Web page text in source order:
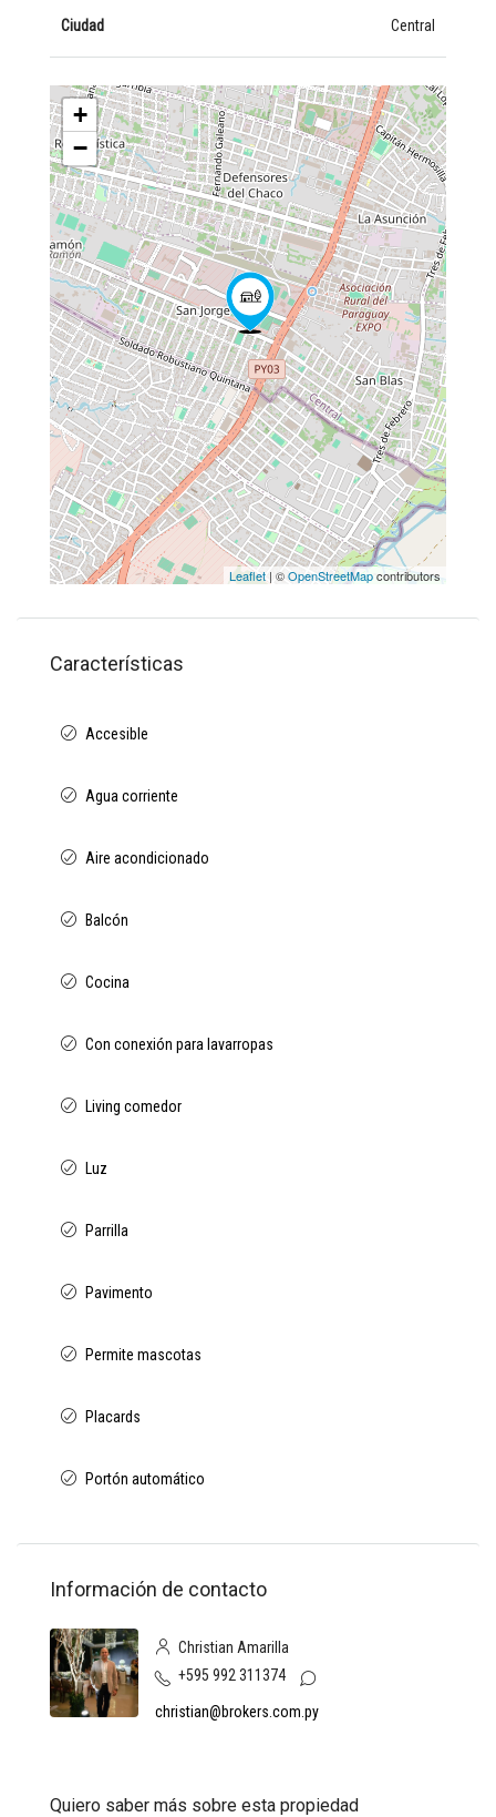
Ciudad Central
+
−
Leaflet | ©OpenStreetMapcontributors
Características
Accesible
Agua corriente
Aire acondicionado
Balcón
Cocina
Con conexión para lavarropas
Living comedor
Luz
Parrilla
Pavimento
Permite mascotas
Placards
Portón automático
Información de contacto
Christian Amarilla
+595 992 311374
christian@brokers.com.py
Quiero saber más sobre esta propiedad